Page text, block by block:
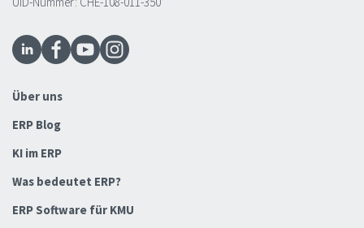
Über uns
ERP Blog
KI im ERP
Was bedeutet ERP?
ERP Software für KMU